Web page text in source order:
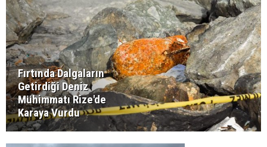
Fırtında Dalgaların
Getirdiği Deniz
Mühimmatı Rize'de
Karaya Vurdu